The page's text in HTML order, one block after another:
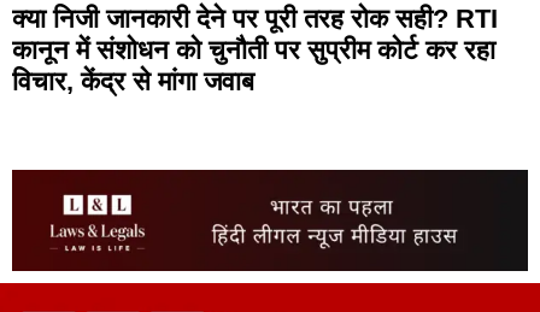
क्या निजी जानकारी देने पर पूरी तरह रोक सही? RTI
कानून में संशोधन को चुनौती पर सुप्रीम कोर्ट कर रहा
विचार, केंद्र से मांगा जवाब